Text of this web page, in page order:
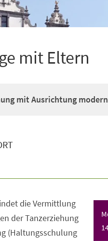
mit Eltern
mit Ausrichtung
die Vermittlung
der Tanzerziehung
(Haltungsschulung